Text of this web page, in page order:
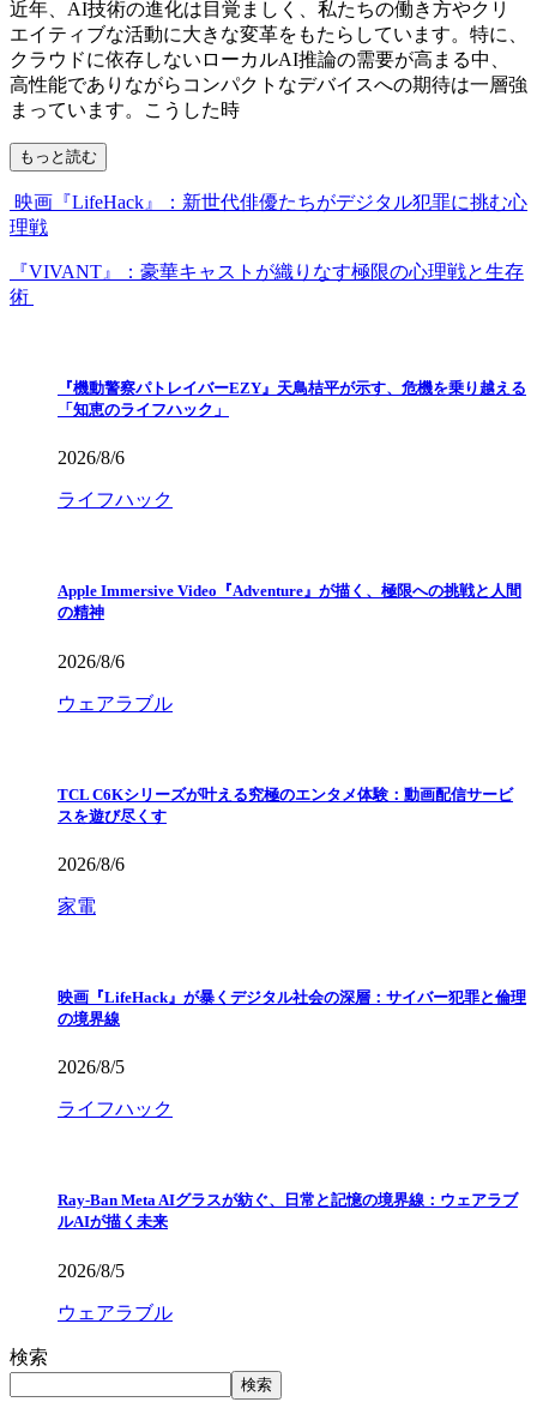
近年、AI技術の進化は目覚ましく、私たちの働き方やクリ
エイティブな活動に大きな変革をもたらしています。特に、
クラウドに依存しないローカルAI推論の需要が高まる中、
高性能でありながらコンパクトなデバイスへの期待は一層強
まっています。こうした時
もっと読む
映画『LifeHack』：新世代俳優たちがデジタル犯罪に挑む心
理戦
『VIVANT』：豪華キャストが織りなす極限の心理戦と生存
術
『機動警察パトレイバーEZY』天鳥桔平が示す、危機を乗り越える
「知恵のライフハック」
2026/8/6
ライフハック
Apple Immersive Video『Adventure』が描く、極限への挑戦と人間
の精神
2026/8/6
ウェアラブル
TCL C6Kシリーズが叶える究極のエンタメ体験：動画配信サービ
スを遊び尽くす
2026/8/6
家電
映画『LifeHack』が暴くデジタル社会の深層：サイバー犯罪と倫理
の境界線
2026/8/5
ライフハック
Ray-Ban Meta AIグラスが紡ぐ、日常と記憶の境界線：ウェアラブ
ルAIが描く未来
2026/8/5
ウェアラブル
検索
検索